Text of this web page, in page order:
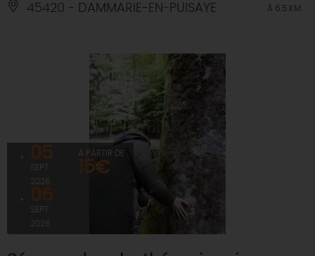
45420 - DAMMARIE-EN-PUISAYE À 6.5 KM
05
SEPT
2026
06
SEPT
2026
À PARTIR DE
15€